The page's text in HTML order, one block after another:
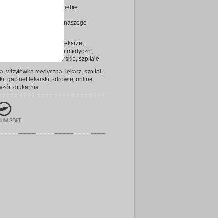
projekt dotrze do Ciebie
sprawdzony standard naszego
fizjoterapeuci, lekarze,
apteki, przedstawiciele medyczni,
aptek, gabinety lekarskie, szpitale
wizytówka medyczna, lekarz, szpital,
gabinet lekarski, zdrowie, online,
drukarnia